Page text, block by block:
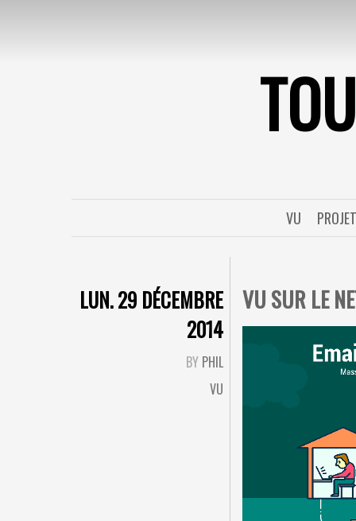
VU
LUN. 29 DÉCEMBRE
2014
BY PHIL
VU
VU SUR LE